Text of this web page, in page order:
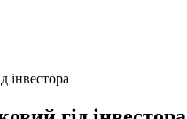
інвестора